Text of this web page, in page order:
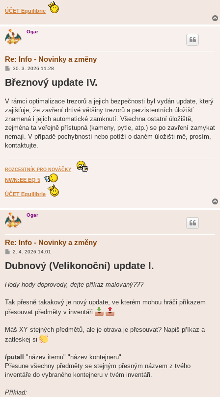
ÚČET Equilibrie
Ogar
Re: Info - Novinky a změny
P
í
s
v
e
k
30. 3. 2026 11.28
Březnový update IV.
V rámci optimalizace trezorů a jejich bezpečnosti byl vydán update, který
zajišťuje, že zavření drtivé většiny trezorů a perzistentních úložišť
znamená i jejich automatické zamknutí. Všechna ostatní úložiště,
zejména ta veřejně přístupná (kameny, pytle, atp.) se po zavření zamykat
nemají. V případě pochybností nebo potíží o daném úložišti mě, prosím,
kontaktujte.
ROZCESTNÍK PRO NOVÁČKY
NWN:EE EQ 5
ÚČET Equilibrie
Ogar
Re: Info - Novinky a změny
P
í
s
v
k
2. 4. 2026 14.01
Dubnový (Velikonoční) update I.
Hody hody doprovody, dejte příkaz malovaný???
Tak přesně takakový je nový update, ve kterém mohou hráči příkazem
přesouvat předměty v inventáři
Máš XY stejných předmětů, ale je otrava je přesouvat? Napiš příkaz a
zatleskej si
/putall
"název itemu" "název kontejneru"
Přesune všechny předměty se stejným přesným názvem z tvého
inventáře do vybraného kontejneru v tvém inventáři.
Příklad: